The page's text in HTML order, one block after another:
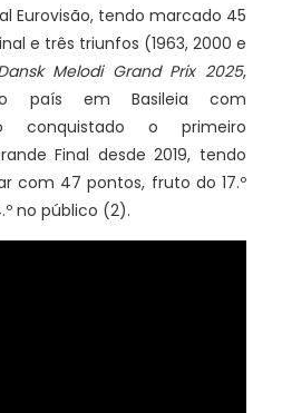
Eurovisão, tendo marcado 45
e três triunfos (1963, 2000 e
Melodi Grand Prix 2025,
o país em Basileia com
conquistado o primeiro
Final desde 2019, tendo
com 47 pontos, fruto do 17.º
no público (2).